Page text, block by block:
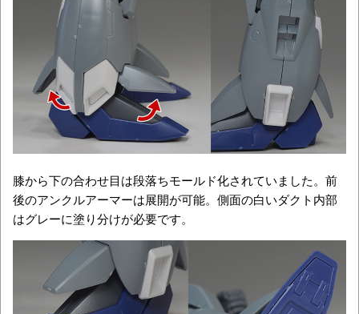
膝から下の合わせ目は段落ちモールド化されていました。前
後のアンクルアーマーは展開が可能。側面の白いダクト内部
はグレーに塗り分けが必要です。